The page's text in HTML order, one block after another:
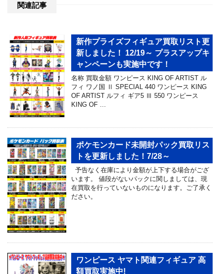
関連記事
新作プライズフィギュア買取リスト更
新しました！ 12/19～ プラスアップキ
ャンペーンも実施中です！
名称 買取金額 ワンピース KING OF ARTIST ル
フィ ワノ国 Ⅱ SPECIAL 440 ワンピース KING
OF ARTIST ルフィ ギア5 Ⅲ 550 ワンピース
KING OF …
ポケモンカード未開封パック買取リス
トを更新しました！7/28～
予告なく在庫により金額が上下する場合がござ
います。 値段がないパックに関しましては、現
在買取を行っていないものになります。ご了承く
ださい。
ワンピース ヤマト関連フィギュア 高
額買取実施中!